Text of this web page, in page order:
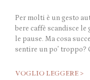
Per molti è un gesto
bere caffè scandisce
le pause. Ma cosa
sentire un po’ troppo?
VOGLIO LEGGERE >